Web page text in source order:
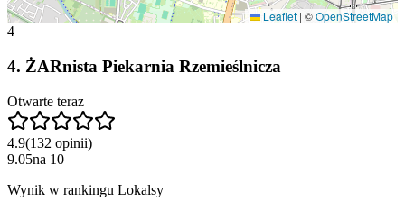
Leaflet | ©OpenStreetMap
4
4. ŻARnista Piekarnia Rzemieślnicza
Otwarte teraz
4.9(132 opinii)
9.05na 10
Wynik w rankingu Lokalsy